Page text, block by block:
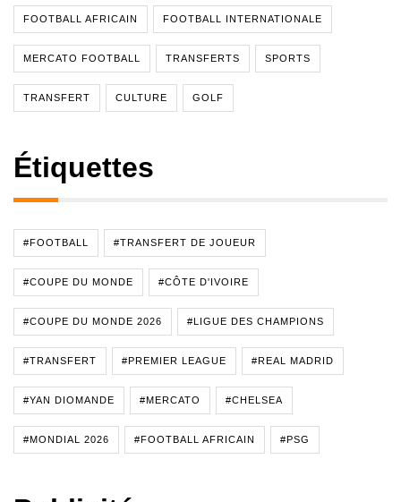
FOOTBALL AFRICAIN FOOTBALL INTERNATIONALE
MERCATO FOOTBALL TRANSFERTS SPORTS
TRANSFERT CULTURE GOLF
Étiquettes
#FOOTBALL #TRANSFERT DE JOUEUR
#COUPE DU MONDE #CÔTE D'IVOIRE
#COUPE DU MONDE 2026 #LIGUE DES CHAMPIONS
#TRANSFERT #PREMIER LEAGUE #REAL MADRID
#YAN DIOMANDE #MERCATO #CHELSEA
#MONDIAL 2026 #FOOTBALL AFRICAIN #PSG